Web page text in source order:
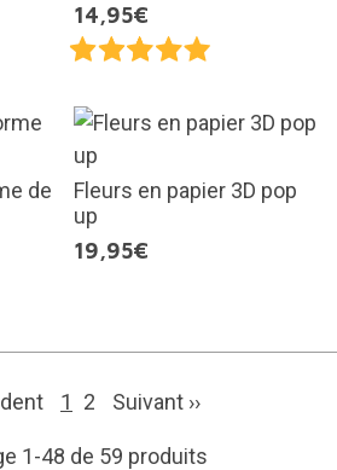
14,95€
de
Fleurs en papier 3D pop
up
19,95€
1 2 Suivant ››
1-48 de 59 produits